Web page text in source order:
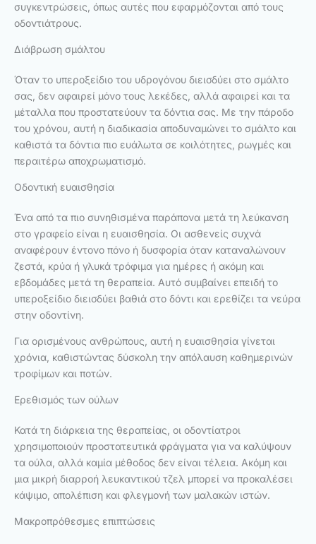
συγκεντρώσεις, όπως αυτές που εφαρμόζονται από τους
οδοντιάτρους.
Διάβρωση σμάλτου
Όταν το υπεροξείδιο του υδρογόνου διεισδύει στο σμάλτο
σας, δεν αφαιρεί μόνο τους λεκέδες, αλλά αφαιρεί και τα
μέταλλα που προστατεύουν τα δόντια σας. Με την πάροδο
του χρόνου, αυτή η διαδικασία αποδυναμώνει το σμάλτο και
καθιστά τα δόντια πιο ευάλωτα σε κοιλότητες, ρωγμές και
περαιτέρω αποχρωματισμό.
Οδοντική ευαισθησία
Ένα από τα πιο συνηθισμένα παράπονα μετά τη λεύκανση
στο γραφείο είναι η ευαισθησία. Οι ασθενείς συχνά
αναφέρουν έντονο πόνο ή δυσφορία όταν καταναλώνουν
ζεστά, κρύα ή γλυκά τρόφιμα για ημέρες ή ακόμη και
εβδομάδες μετά τη θεραπεία. Αυτό συμβαίνει επειδή το
υπεροξείδιο διεισδύει βαθιά στο δόντι και ερεθίζει τα νεύρα
στην οδοντίνη.
Για ορισμένους ανθρώπους, αυτή η ευαισθησία γίνεται
χρόνια, καθιστώντας δύσκολη την απόλαυση καθημερινών
τροφίμων και ποτών.
Ερεθισμός των ούλων
Κατά τη διάρκεια της θεραπείας, οι οδοντίατροι
χρησιμοποιούν προστατευτικά φράγματα για να καλύψουν
τα ούλα, αλλά καμία μέθοδος δεν είναι τέλεια. Ακόμη και
μια μικρή διαρροή λευκαντικού τζελ μπορεί να προκαλέσει
κάψιμο, απολέπιση και φλεγμονή των μαλακών ιστών.
Μακροπρόθεσμες επιπτώσεις